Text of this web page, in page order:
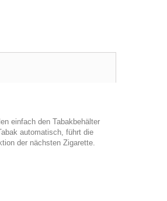
einfach den Tabakbehälter
automatisch, führt die
der nächsten Zigarette.